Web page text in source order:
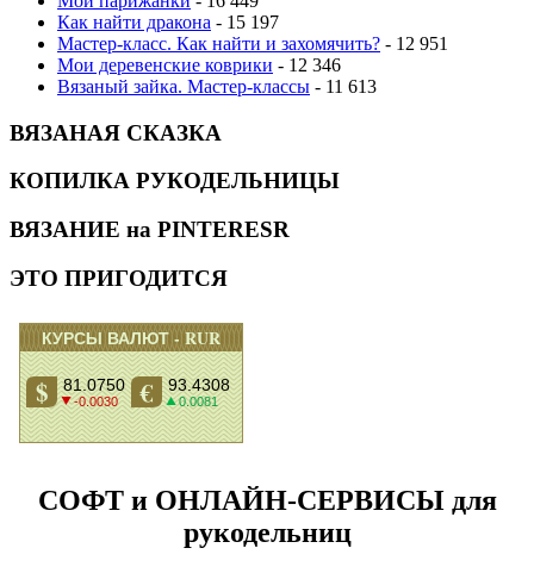
Как найти дракона - 15 197
Мастер-класс. Как найти и захомячить? - 12 951
Мои деревенские коврики - 12 346
Вязаный зайка. Мастер-классы - 11 613
ВЯЗАНАЯ СКАЗКА
КОПИЛКА РУКОДЕЛЬНИЦЫ
ВЯЗАНИЕ на PINTERESR
ЭТО ПРИГОДИТСЯ
СОФТ и ОНЛАЙН-СЕРВИСЫ для
рукодельниц